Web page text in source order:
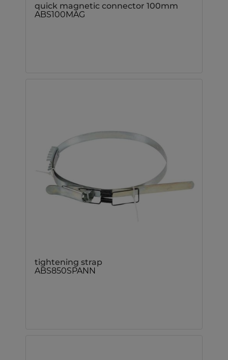
quick magnetic connector 100mm
ABS100MAG
tightening strap
ABS850SPANN